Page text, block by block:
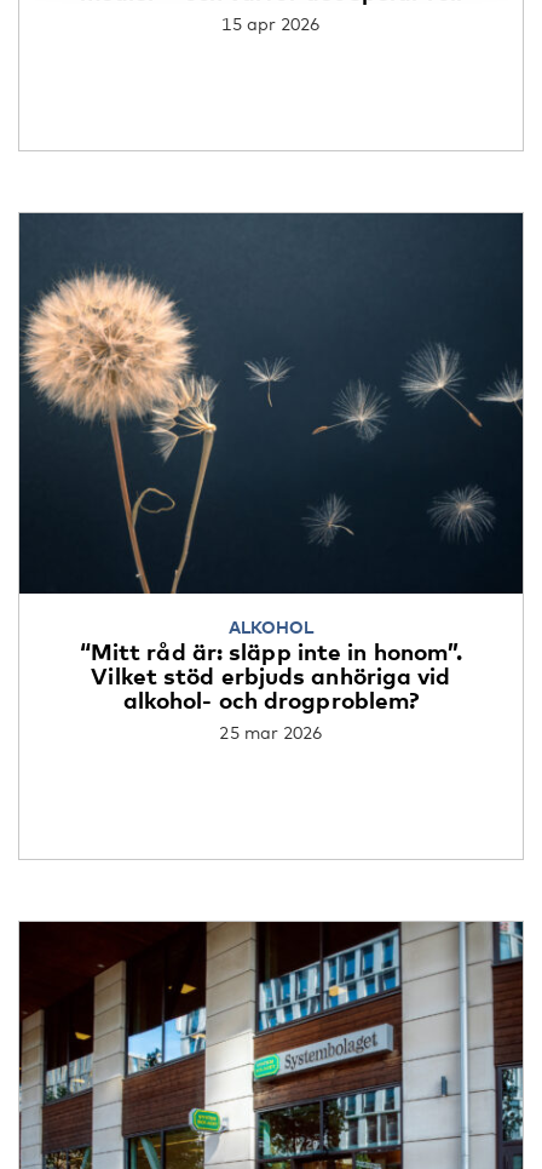
15 apr 2026
ALKOHOL
“Mitt råd är: släpp inte in honom”.
Vilket stöd erbjuds anhöriga vid
alkohol- och drogproblem?
25 mar 2026